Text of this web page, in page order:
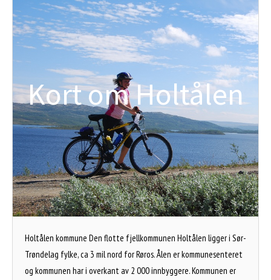
Kort om Holtålen
Holtålen kommune Den flotte fjellkommunen Holtålen ligger i Sør-
Trøndelag fylke, ca 3 mil nord for Røros. Ålen er kommunesenteret
og kommunen har i overkant av 2 000 innbyggere. Kommunen er